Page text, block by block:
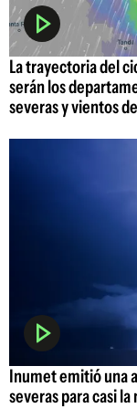
La trayectoria del
serán los
severas y vientos
Inumet emitió una
severas para casi